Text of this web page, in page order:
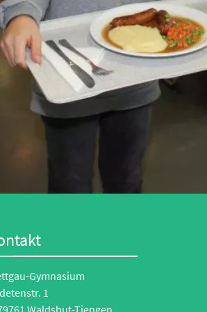
Gymnasium
1